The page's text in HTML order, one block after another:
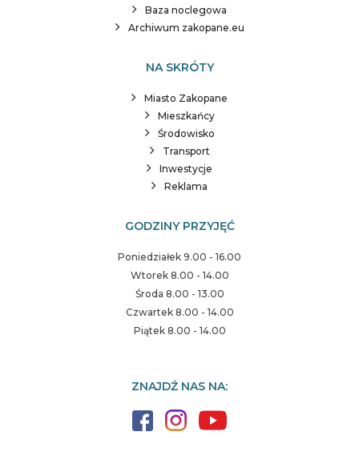
Baza noclegowa
Archiwum zakopane.eu
NA SKRÓTY
Miasto Zakopane
Mieszkańcy
Środowisko
Transport
Inwestycje
Reklama
GODZINY PRZYJĘĆ
Poniedziałek 9.00 - 16.00
Wtorek 8.00 - 14.00
Środa 8.00 - 13.00
Czwartek 8.00 - 14.00
Piątek 8.00 - 14.00
ZNAJDŹ NAS NA: